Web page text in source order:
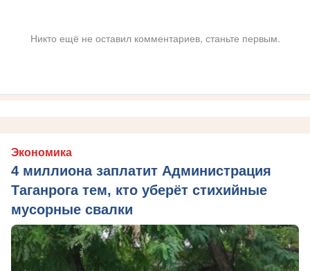
Никто ещё не оставил комментариев, станьте первым.
Экономика
4 миллиона заплатит Администрация
Таганрога тем, кто уберёт стихийные
мусорные свалки